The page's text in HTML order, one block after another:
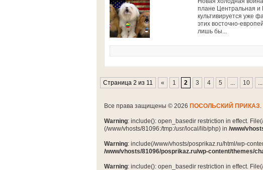
плане Центральная и
культивируется уже
этих восточно-
лишь бы...
Страница 2 из 11 « 1 2 3 4 5 ... 10 ...
Все права защищены © 2026 ПОСОЛЬСКИЙ ПРИКАЗ.
Warning: include(): open_basedir restriction in effect.
(/www/vhosts/81096:/tmp:/usr/local/lib/php) in /www/
Warning: include(/www/vhosts/posprikaz.ru/html/wp-
/www/vhosts/81096/posprikaz.ru/wp-content/themes/
Warning: include(): open_basedir restriction in effect.